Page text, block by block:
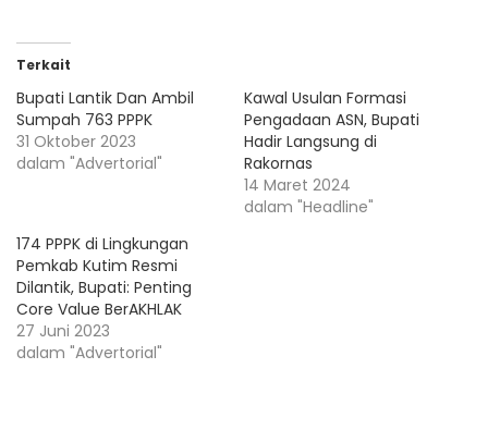
Terkait
Bupati Lantik Dan Ambil
Sumpah 763 PPPK
31 Oktober 2023
dalam "Advertorial"
Kawal Usulan Formasi
Pengadaan ASN, Bupati
Hadir Langsung di
Rakornas
14 Maret 2024
dalam "Headline"
174 PPPK di Lingkungan
Pemkab Kutim Resmi
Dilantik, Bupati: Penting
Core Value BerAKHLAK
27 Juni 2023
dalam "Advertorial"